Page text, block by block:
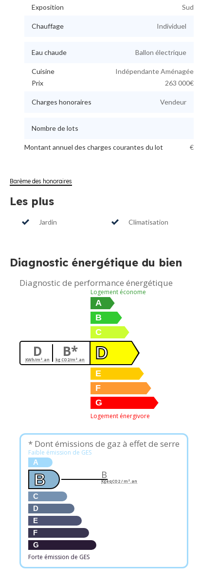
Exposition
Sud
Chauffage Individuel
Eau chaude Ballon électrique
Cuisine
Indépendante Aménagée
Prix
263 000€
Charges honoraires Vendeur
Nombre de lots
Montant annuel des charges courantes du lot €
Barème des honoraires
Les plus
Jardin Climatisation
Diagnostic énergétique du bien
Diagnostic de performance énergétique
D
KWh/m².an B*
kg CO2/m².an
Logement économe
A
B
C
D
E
F
G
Logement énergivore
* Dont émissions de gaz à effet de serre
Faible émission de GES
A
B
C
D
E
F
G
Forte émission de GES
B
KgéqCO2 / m².an